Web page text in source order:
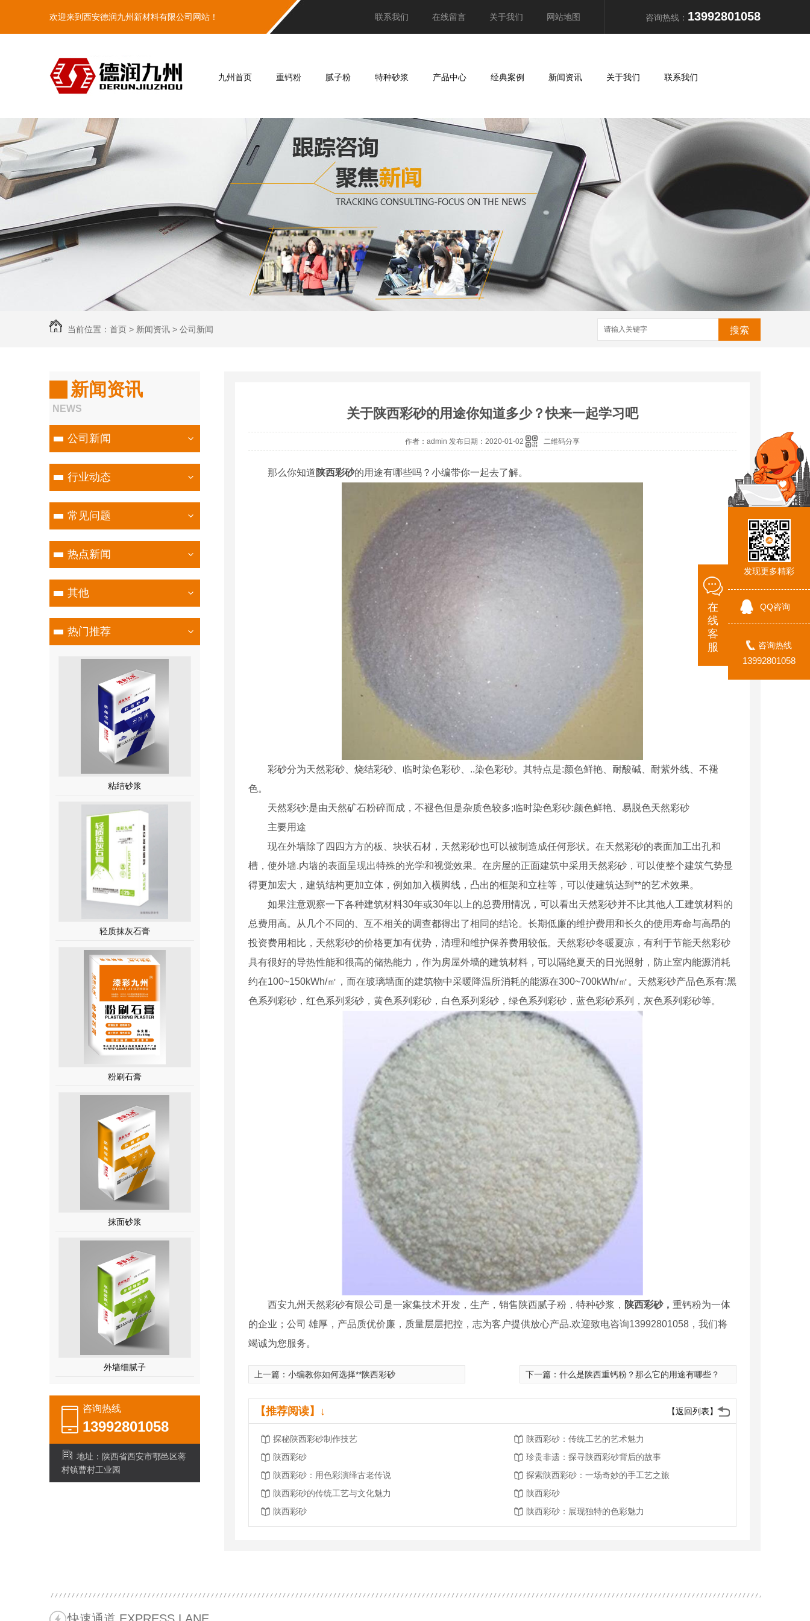
欢迎来到西安德润九州新材料有限公司网站！ 联系我们 在线留言 关于我们 网站地图 咨询热线： 13992801058
九州首页 重钙粉 腻子粉 特种砂浆 产品中心 经典案例 新闻资讯 关于我们 联系我们
当前位置： 首页 > 新闻资讯 > 公司新闻 搜索
新闻资讯
NEWS
公司新闻
行业动态
常见问题
热点新闻
其他
热门推荐
粘结砂浆
轻质抹灰石膏
粉刷石膏
抹面砂浆
外墙细腻子
咨询热线
13992801058
地址：陕西省西安市鄠邑区蒋
村镇曹村工业园
关于陕西彩砂的用途你知道多少？快来一起学习吧
作者：admin 发布日期：2020-01-02 二维码分享
那么你知道陕西彩砂的用途有哪些吗？小编带你一起去了解。
彩砂分为天然彩砂、烧结彩砂、临时染色彩砂、..染色彩砂。其特点是:颜色鲜艳、耐酸碱、耐紫外线、不褪
色。
天然彩砂:是由天然矿石粉碎而成，不褪色但是杂质色较多;临时染色彩砂:颜色鲜艳、易脱色天然彩砂
主要用途
现在外墙除了四四方方的板、块状石材，天然彩砂也可以被制造成任何形状。在天然彩砂的表面加工出孔和
槽，使外墙.内墙的表面呈现出特殊的光学和视觉效果。在房屋的正面建筑中采用天然彩砂，可以使整个建筑气势显
得更加宏大，建筑结构更加立体，例如加入横脚线，凸出的框架和立柱等，可以使建筑达到**的艺术效果。
如果注意观察一下各种建筑材料30年或30年以上的总费用情况，可以看出天然彩砂并不比其他人工建筑材料的
总费用高。从几个不同的、互不相关的调查都得出了相同的结论。长期低廉的维护费用和长久的使用寿命与高昂的
投资费用相比，天然彩砂的价格更加有优势，清理和维护保养费用较低。天然彩砂冬暖夏凉，有利于节能天然彩砂
具有很好的导热性能和很高的储热能力，作为房屋外墙的建筑材料，可以隔绝夏天的日光照射，防止室内能源消耗
约在100~150kWh/㎡，而在玻璃墙面的建筑物中采暖降温所消耗的能源在300~700kWh/㎡。天然彩砂产品色系有:黑
色系列彩砂，红色系列彩砂，黄色系列彩砂，白色系列彩砂，绿色系列彩砂，蓝色彩砂系列，灰色系列彩砂等。
西安九州天然彩砂有限公司是一家集技术开发，生产，销售陕西腻子粉，特种砂浆， 陕西彩砂， 重钙粉为一体
的企业；公司 雄厚，产品质优价廉，质量层层把控，志为客户提供放心产品.欢迎致电咨询13992801058，我们将
竭诚为您服务。
上一篇： 小编教你如何选择**陕西彩砂 下一篇： 什么是陕西重钙粉？那么它的用途有哪些？
【返回列表】
【推荐阅读】↓
探秘陕西彩砂制作技艺
陕西彩砂：传统工艺的艺术魅力
陕西彩砂
珍贵非遗：探寻陕西彩砂背后的故事
陕西彩砂：用色彩演绎古老传说
探索陕西彩砂：一场奇妙的手工艺之旅
陕西彩砂的传统工艺与文化魅力
陕西彩砂
陕西彩砂
陕西彩砂：展现独特的色彩魅力
发现更多精彩
QQ咨询
咨询热线
13992801058
在
线
客
服